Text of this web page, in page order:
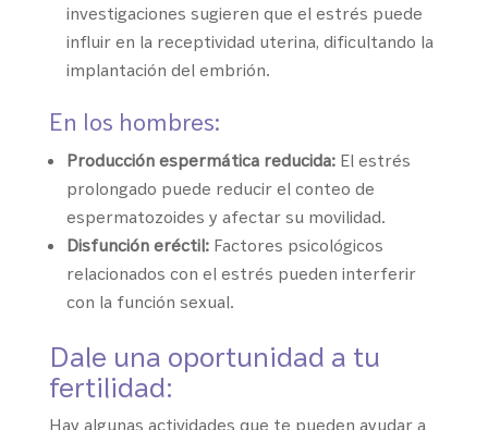
investigaciones sugieren que el estrés puede
influir en la receptividad uterina, dificultando la
implantación del embrión.
En los hombres:
Producción espermática reducida:El estrés
prolongado puede reducir el conteo de
espermatozoides y afectar su movilidad.
Disfunción eréctil:Factores psicológicos
relacionados con el estrés pueden interferir
con la función sexual.
Dale una oportunidad a tu
fertilidad:
Hay algunas actividades que te pueden ayudar a